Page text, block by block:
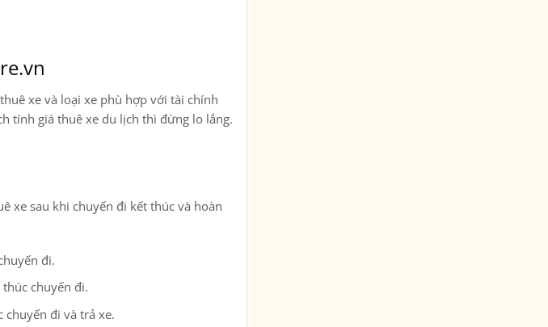
xe và loại xe phù hợp với tài chính
tính giá thuê xe du lịch thì đừng lo lắng.
xe sau khi chuyến đi kết thúc và hoàn
đi.
chuyến đi.
chuyến đi và trả xe.